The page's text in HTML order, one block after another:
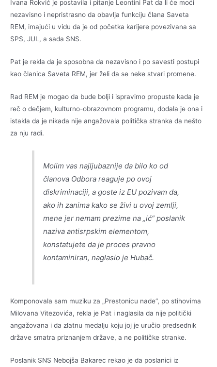
Ivana Rokvić je postavila i pitanje Leontini Pat da li će moći
nezavisno i nepristrasno da obavlja funkciju člana Saveta
REM, imajući u vidu da je od početka karijere povezivana sa
SPS, JUL, a sada SNS.
Pat je rekla da je sposobna da nezavisno i po savesti postupi
kao članica Saveta REM, jer želi da se neke stvari promene.
Rad REM je mogao da bude bolji i ispravimo propuste kada je
reč o dečjem, kulturno-obrazovnom programu, dodala je ona i
istakla da je nikada nije angažovala politička stranka da nešto
za nju radi.
Molim vas najljubaznije da bilo ko od
članova Odbora reaguje po ovoj
diskriminaciji, a goste iz EU pozivam da,
ako ih zanima kako se živi u ovoj zemlji,
mene jer nemam prezime na „ić“ poslanik
naziva antisrpskim elementom,
konstatujete da je proces pravno
kontaminiran, naglasio je Hubač.
Komponovala sam muziku za „Prestonicu nade“, po stihovima
Milovana Vitezovića, rekla je Pat i naglasila da nije politički
angažovana i da zlatnu medalju koju joj je uručio predsednik
države smatra priznanjem države, a ne političke stranke.
Poslanik SNS Nebojša Bakarec rekao je da poslanici iz